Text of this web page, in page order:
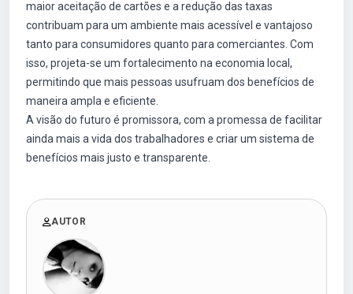
maior aceitação de cartões e a redução das taxas
contribuam para um ambiente mais acessível e vantajoso
tanto para consumidores quanto para comerciantes. Com
isso, projeta-se um fortalecimento na economia local,
permitindo que mais pessoas usufruam dos benefícios de
maneira ampla e eficiente.
A visão do futuro é promissora, com a promessa de facilitar
ainda mais a vida dos trabalhadores e criar um sistema de
benefícios mais justo e transparente.
AUTOR